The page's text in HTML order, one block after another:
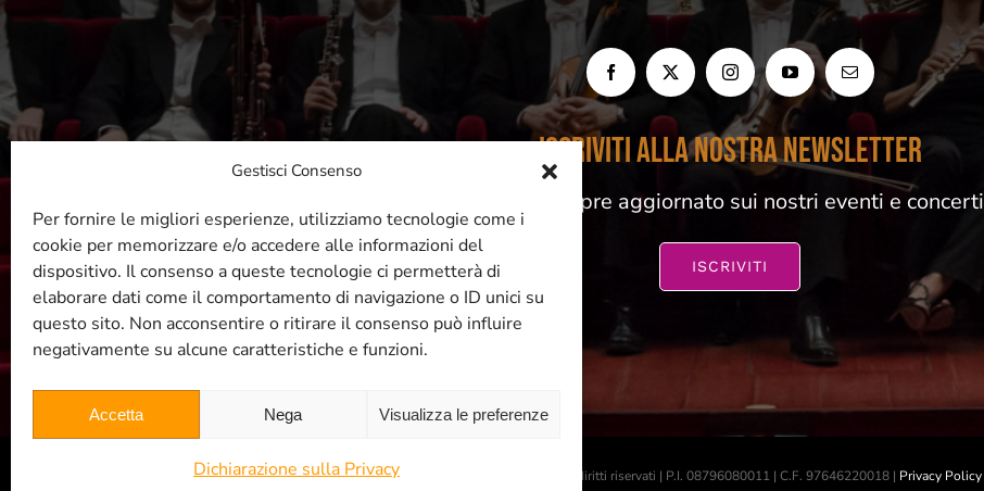
Gestisci Consenso
Per fornire le migliori esperienze, utilizziamo tecnologie come i
cookie per memorizzare e/o accedere alle informazioni del
dispositivo. Il consenso a queste tecnologie ci permetterà di
elaborare dati come il comportamento di navigazione o ID unici su
questo sito. Non acconsentire o ritirare il consenso può influire
negativamente su alcune caratteristiche e funzioni.
Accetta Nega Visualizza le preferenze
Dichiarazione sulla Privacy
ISCRIVITI ALLA NOSTRA NEWSLETTER
Resta sempre aggiornato sui nostri eventi e concerti
ISCRIVITI
© Filarmonica TRT 2004 - 2026 | Tutti i diritti riservati | P.I. 08796080011 | C.F. 97646220018 | Privacy Policy